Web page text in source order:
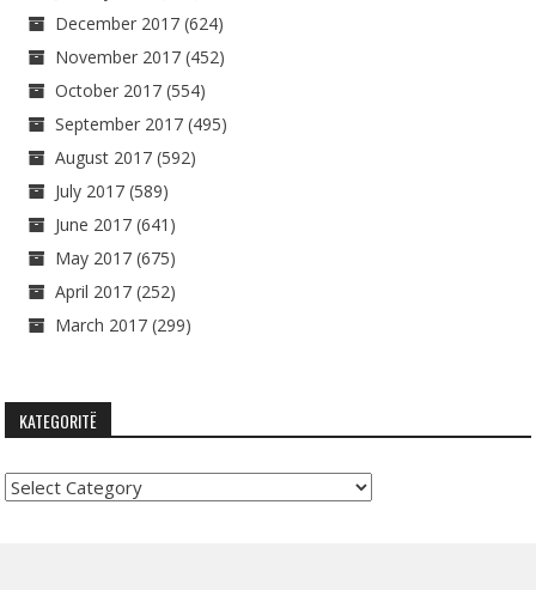
December 2017 (624)
November 2017 (452)
October 2017 (554)
September 2017 (495)
August 2017 (592)
July 2017 (589)
June 2017 (641)
May 2017 (675)
April 2017 (252)
March 2017 (299)
KATEGORITË
Kategoritë